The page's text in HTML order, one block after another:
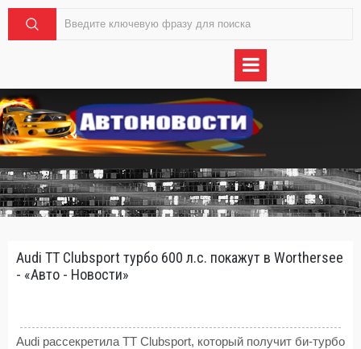
Audi TT Clubsport турбо 600 л.с. покажут в Worthersee
- «Авто - Новости»
Audi рассекретила ТТ Clubsport, который получит би-турбо